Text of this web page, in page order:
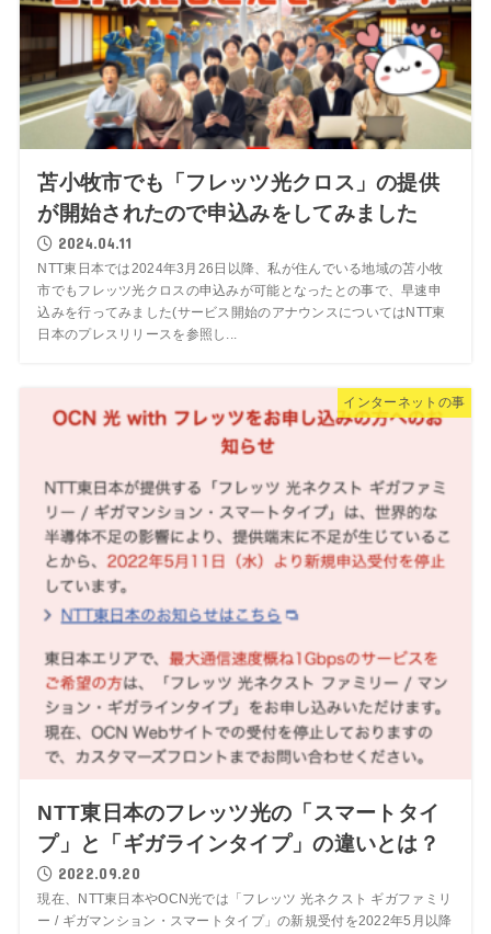
苫小牧市でも「フレッツ光クロス」の提供
が開始されたので申込みをしてみました
2024.04.11
NTT東日本では2024年3月26日以降、私が住んでいる地域の苫小牧
市でもフレッツ光クロスの申込みが可能となったとの事で、早速申
込みを行ってみました(サービス開始のアナウンスについてはNTT東
日本のプレスリリースを参照し...
インターネットの事
NTT東日本のフレッツ光の「スマートタイ
プ」と「ギガラインタイプ」の違いとは？
2022.09.20
現在、NTT東日本やOCN光では「フレッツ 光ネクスト ギガファミリ
ー / ギガマンション・スマートタイプ」の新規受付を2022年5月以降